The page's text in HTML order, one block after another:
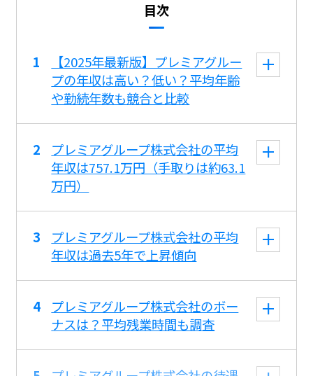
目次
【2025年最新版】プレミアグルー
プの年収は高い？低い？平均年齢
や勤続年数も競合と比較
プレミアグループ株式会社の平均
年収は757.1万円（手取りは約63.1
万円）
プレミアグループ株式会社の平均
年収は過去5年で上昇傾向
プレミアグループ株式会社のボー
ナスは？平均残業時間も調査